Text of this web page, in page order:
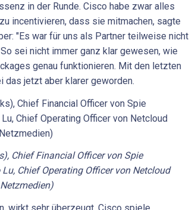
in der Runde. Cisco habe zwar alles
incentivieren, dass sie mitmachen, sagte
"Es war für uns als Partner teilweise nicht
sei nicht immer ganz klar gewesen, wie
genau funktionieren. Mit den letzten
das jetzt aber klarer geworden.
Chief Financial Officer von Spie
Chief Operating Officer von Netcloud